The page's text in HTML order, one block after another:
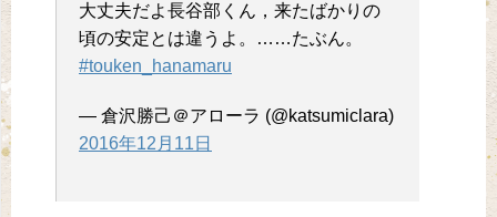
大丈夫だよ長谷部くん，来たばかりの
頃の安定とは違うよ。……たぶん。
#touken_hanamaru
— 倉沢勝己＠アローラ (@katsumiclara)
2016年12月11日